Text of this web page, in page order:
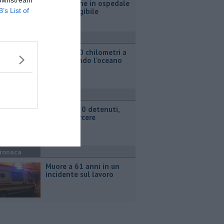
List of
due persone in ospedale
e casa inagibile
Oltre 5000 chilometri a
remi sfidando l'oceano
Rissa fra 30 detenuti,
caos in carcere
Muore a 61 anni in un
incidente sul lavoro